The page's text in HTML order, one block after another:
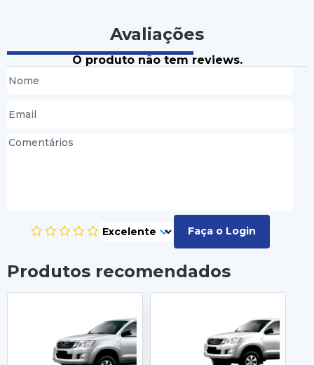
Avaliações
O produto não tem reviews.
Faça o Login
Produtos recomendados